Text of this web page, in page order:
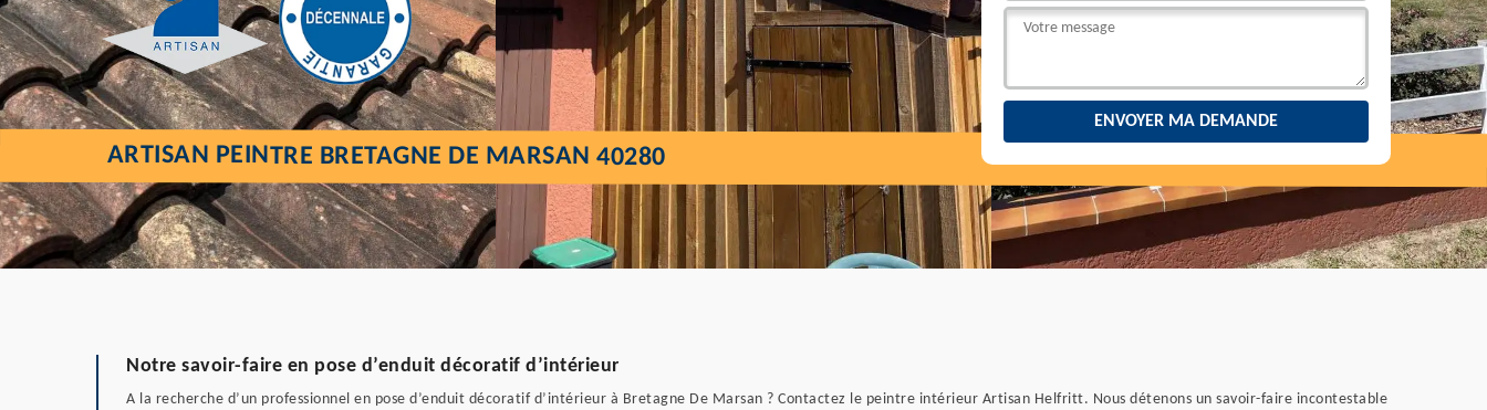
ARTISAN PEINTRE BRETAGNE DE MARSAN 40280
Notre savoir-faire en pose d’enduit décoratif d’intérieur
A la recherche d’un professionnel en pose d’enduit décoratif d’intérieur à Bretagne De Marsan ? Contactez le peintre intérieur Artisan Helfritt. Nous détenons un savoir-faire incontestable